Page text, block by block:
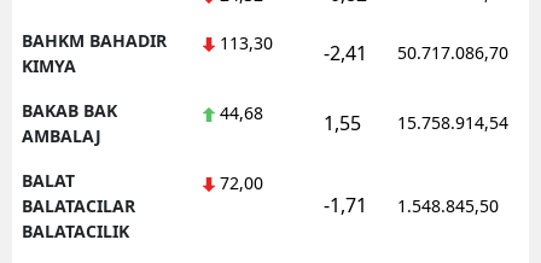
BAHKM BAHADIR
KIMYA
113,30 -2,41 50.717.086,70
BAKAB BAK
AMBALAJ
44,68 1,55 15.758.914,54
BALAT
BALATACILAR
BALATACILIK
72,00
-1,71 1.548.845,50